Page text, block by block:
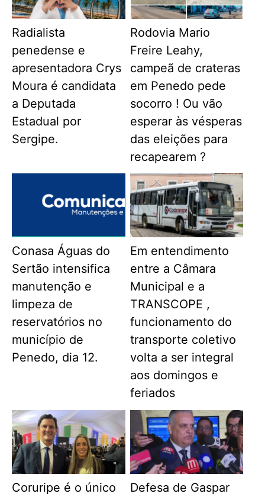
Radialista
penedense e
apresentadora Crys
Moura é candidata
a Deputada
Estadual por
Sergipe.
Rodovia Mario
Freire Leahy,
campeã de crateras
em Penedo pede
socorro ! Ou vão
esperar às vésperas
das eleições para
recapearem ?
Conasa Águas do
Sertão intensifica
manutenção e
limpeza de
reservatórios no
município de
Penedo, dia 12.
Em entendimento
entre a Câmara
Municipal e a
TRANSCOPE ,
funcionamento do
transporte coletivo
volta a ser integral
aos domingos e
feriados
Coruripe é o único
Defesa de Gaspar